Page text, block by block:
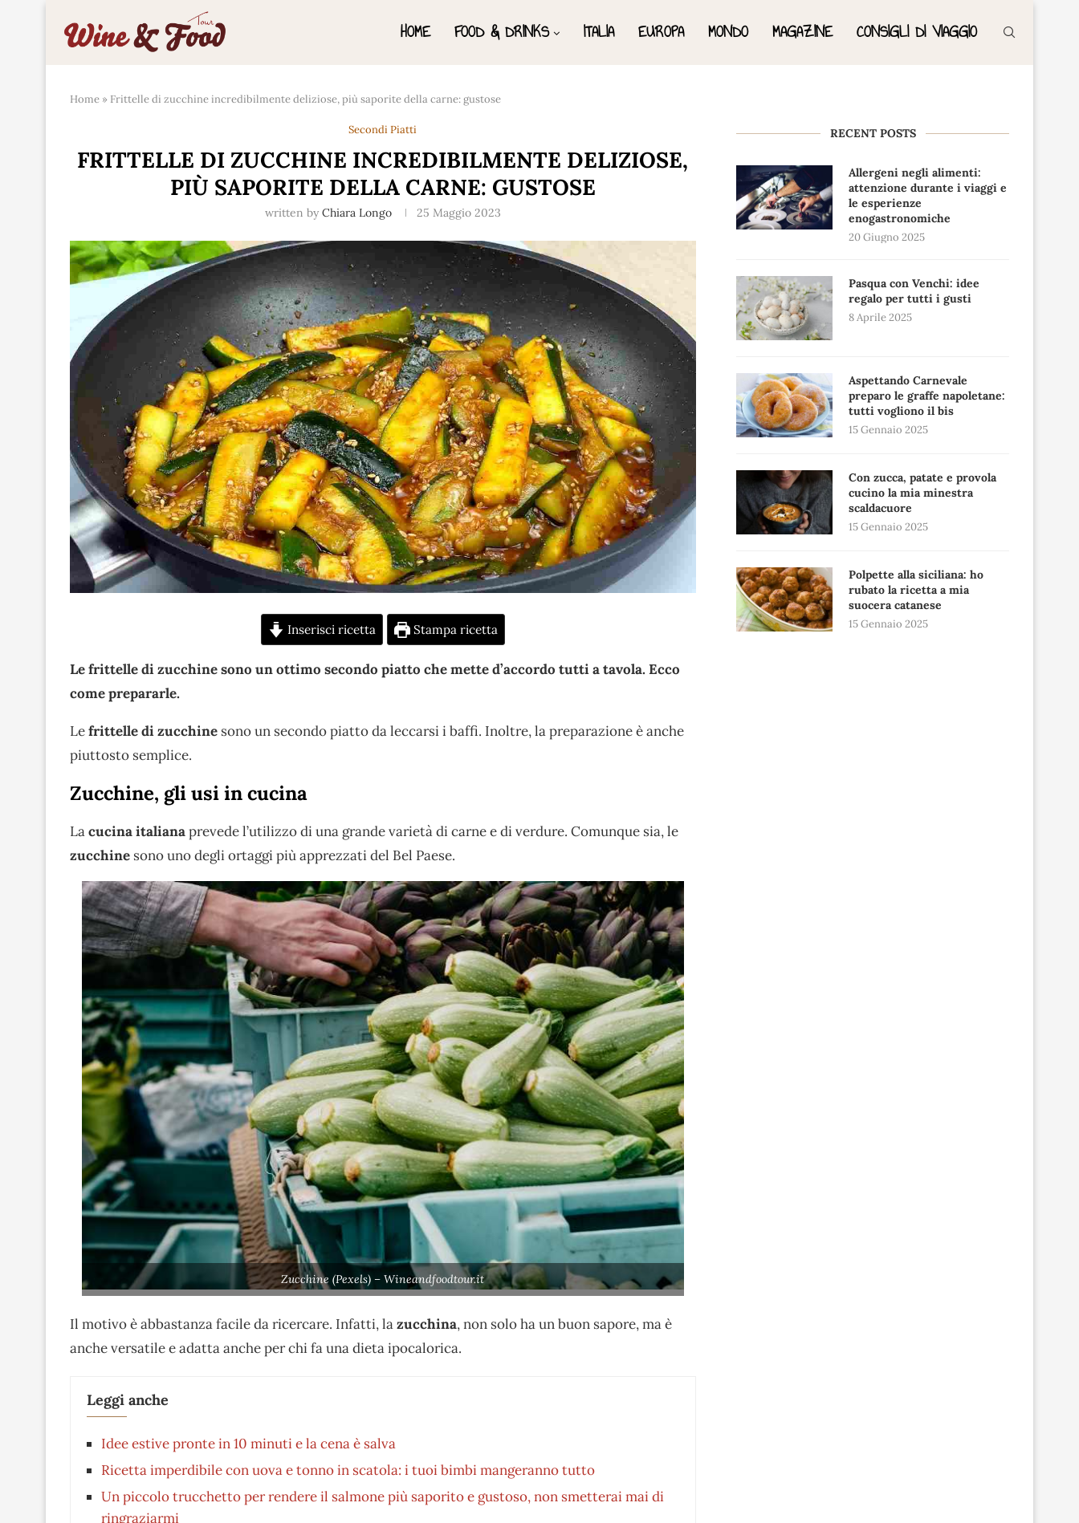
HOME FOOD & DRINKS ITALIA EUROPA MONDO MAGAZINE CONSIGLI DI VIAGGIO
Home » Frittelle di zucchine incredibilmente deliziose, più saporite della carne: gustose
Secondi Piatti
FRITTELLE DI ZUCCHINE INCREDIBILMENTE DELIZIOSE,
PIÙ SAPORITE DELLA CARNE: GUSTOSE
written by Chiara Longo 25 Maggio 2023
Inserisci ricetta Stampa ricetta
Le frittelle di zucchine sono un ottimo secondo piatto che mette d’accordo tutti a tavola. Ecco
come prepararle.
Lefrittelle di zucchine sono un secondo piatto da leccarsi i baffi. Inoltre, la preparazione è anche
piuttosto semplice.
Zucchine, gli usi in cucina
Lacucina italianaprevede l’utilizzo di una grande varietà di carne e di verdure. Comunque sia, le
zucchine sono uno degli ortaggi più apprezzati del Bel Paese.
Zucchine (Pexels) – Wineandfoodtour.it
Il motivo è abbastanza facile da ricercare. Infatti, lazucchina, non solo ha un buon sapore, ma è
anche versatile e adatta anche per chi fa una dieta ipocalorica.
Leggi anche
Idee estive pronte in 10 minuti e la cena è salva
Ricetta imperdibile con uova e tonno in scatola: i tuoi bimbi mangeranno tutto
Un piccolo trucchetto per rendere il salmone più saporito e gustoso, non smetterai mai di
ringraziarmi
RECENT POSTS
Allergeni negli alimenti:
attenzione durante i viaggi e
le esperienze
enogastronomiche
20 Giugno 2025
Pasqua con Venchi: idee
regalo per tutti i gusti
8 Aprile 2025
Aspettando Carnevale
preparo le graffe napoletane:
tutti vogliono il bis
15 Gennaio 2025
Con zucca, patate e provola
cucino la mia minestra
scaldacuore
15 Gennaio 2025
Polpette alla siciliana: ho
rubato la ricetta a mia
suocera catanese
15 Gennaio 2025